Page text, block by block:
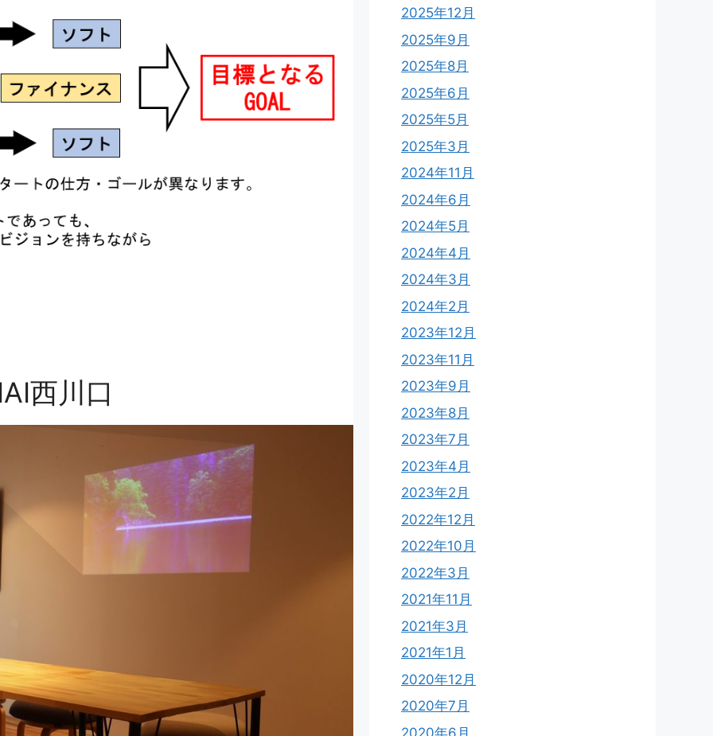
西川口
2025年12月
2025年9月
2025年8月
2025年6月
2025年5月
2025年3月
2024年11月
2024年6月
2024年5月
2024年4月
2024年3月
2024年2月
2023年12月
2023年11月
2023年9月
2023年8月
2023年7月
2023年4月
2023年2月
2022年12月
2022年10月
2022年3月
2021年11月
2021年3月
2021年1月
2020年12月
2020年7月
2020年6月